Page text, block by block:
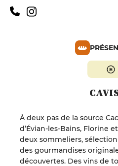
À deux pas de la source
d’Évian-les-Bains, Florine
deux sommeliers,
des gourmandises
découvertes. Des vins de